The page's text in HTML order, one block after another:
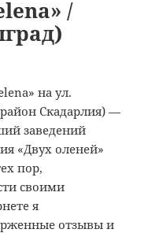
/
на ул.
Скадарлия) —
заведений
«Двух оленей»
пор,
своими
я
отзывы и